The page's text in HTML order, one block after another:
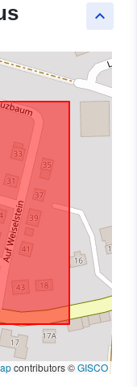
keyboard_arrow_up
contributors ©GISCO